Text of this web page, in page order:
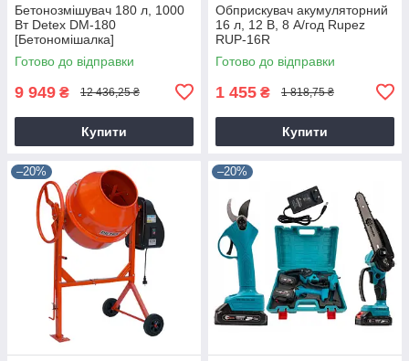
Бетонозмішувач 180 л, 1000
Вт Detex DM-180
[Бетономішалка]
Готово до відправки
9 949 ₴ 12 436,25 ₴
Купити
Обприскувач акумуляторний
16 л, 12 В, 8 А/год Rupez
RUP-16R
Готово до відправки
1 455 ₴ 1 818,75 ₴
Купити
–20% –20%